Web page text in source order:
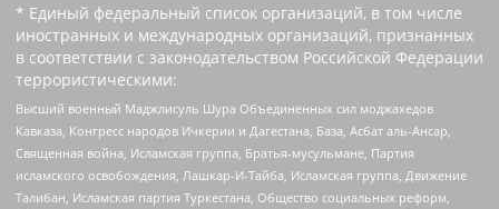
* Единый федеральный список организаций, в том числе
иностранных и международных организаций, признанных
в соответствии с законодательством Российской Федерации
террористическими:
Высший военный Маджлисуль Шура Объединенных сил моджахедов
Кавказа, Конгресс народов Ичкерии и Дагестана, База, Асбат аль-Ансар,
Священная война, Исламская группа, Братья-мусульмане, Партия
исламского освобождения, Лашкар-И-Тайба, Исламская группа, Движение
Талибан, Исламская партия Туркестана, Общество социальных реформ,